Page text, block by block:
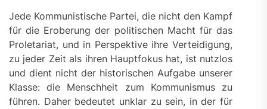
Jede Kommunistische Partei, die nicht den Kampf
für die Eroberung der politischen Macht für das
Proletariat, und in Perspektive ihre Verteidigung,
zu jeder Zeit als ihren Hauptfokus hat, ist nutzlos
und dient nicht der historischen Aufgabe unserer
Klasse: die Menschheit zum Kommunismus zu
führen. Daher bedeutet unklar zu sein, in der für